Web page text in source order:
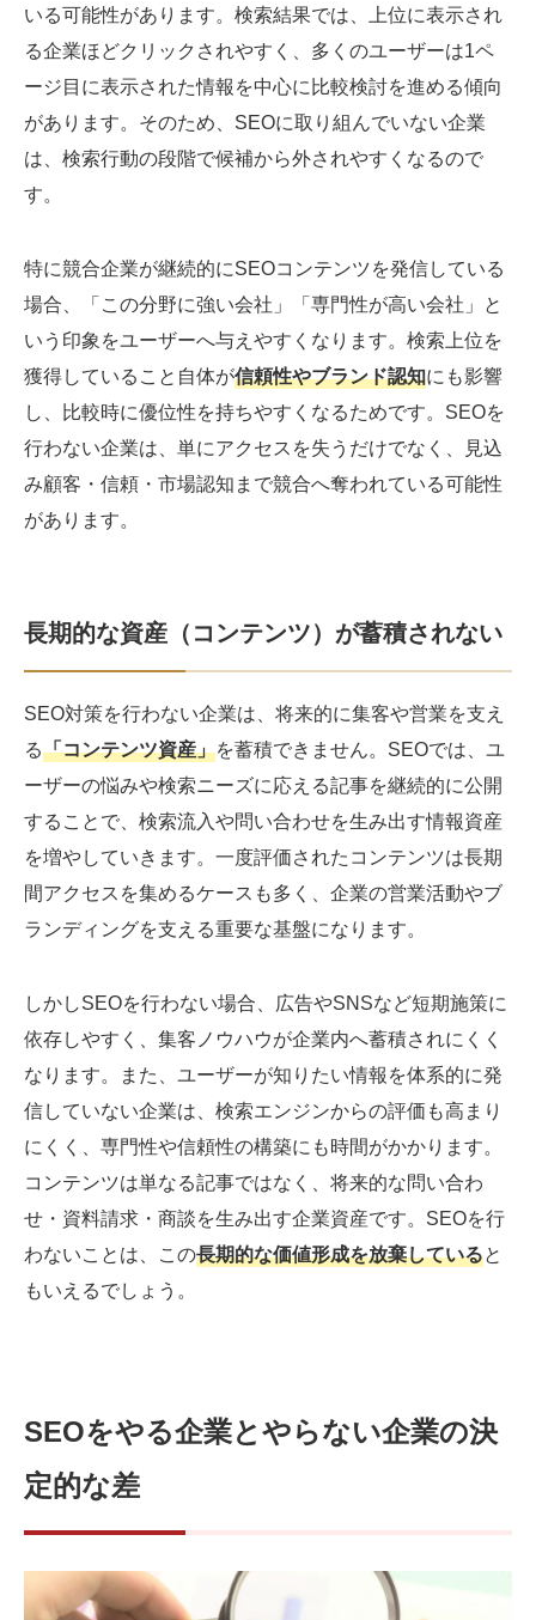
いる可能性があります。検索結果では、上位に表示され
る企業ほどクリックされやすく、多くのユーザーは1ペ
ージ目に表示された情報を中心に比較検討を進める傾向
があります。そのため、SEOに取り組んでいない企業
は、検索行動の段階で候補から外されやすくなるので
す。
特に競合企業が継続的にSEOコンテンツを発信している
場合、「この分野に強い会社」「専門性が高い会社」と
いう印象をユーザーへ与えやすくなります。検索上位を
獲得していること自体が信頼性やブランド認知にも影響
し、比較時に優位性を持ちやすくなるためです。SEOを
行わない企業は、単にアクセスを失うだけでなく、見込
み顧客・信頼・市場認知まで競合へ奪われている可能性
があります。
長期的な資産（コンテンツ）が蓄積されない
SEO対策を行わない企業は、将来的に集客や営業を支え
る「コンテンツ資産」を蓄積できません。SEOでは、ユ
ーザーの悩みや検索ニーズに応える記事を継続的に公開
することで、検索流入や問い合わせを生み出す情報資産
を増やしていきます。一度評価されたコンテンツは長期
間アクセスを集めるケースも多く、企業の営業活動やブ
ランディングを支える重要な基盤になります。
しかしSEOを行わない場合、広告やSNSなど短期施策に
依存しやすく、集客ノウハウが企業内へ蓄積されにくく
なります。また、ユーザーが知りたい情報を体系的に発
信していない企業は、検索エンジンからの評価も高まり
にくく、専門性や信頼性の構築にも時間がかかります。
コンテンツは単なる記事ではなく、将来的な問い合わ
せ・資料請求・商談を生み出す企業資産です。SEOを行
わないことは、この長期的な価値形成を放棄していると
もいえるでしょう。
SEOをやる企業とやらない企業の決
定的な差